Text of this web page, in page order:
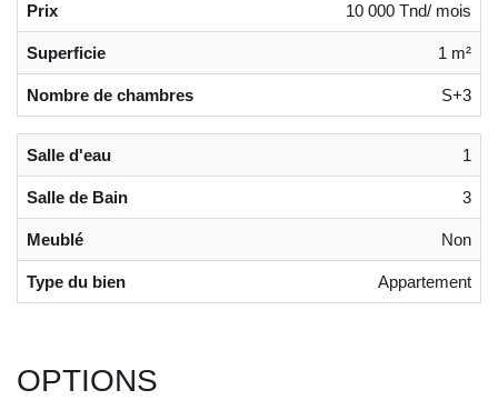
Prix 10 000 Tnd/ mois
Superficie 1 m²
Nombre de chambres S+3
Salle d'eau 1
Salle de Bain 3
Meublé Non
Type du bien Appartement
OPTIONS